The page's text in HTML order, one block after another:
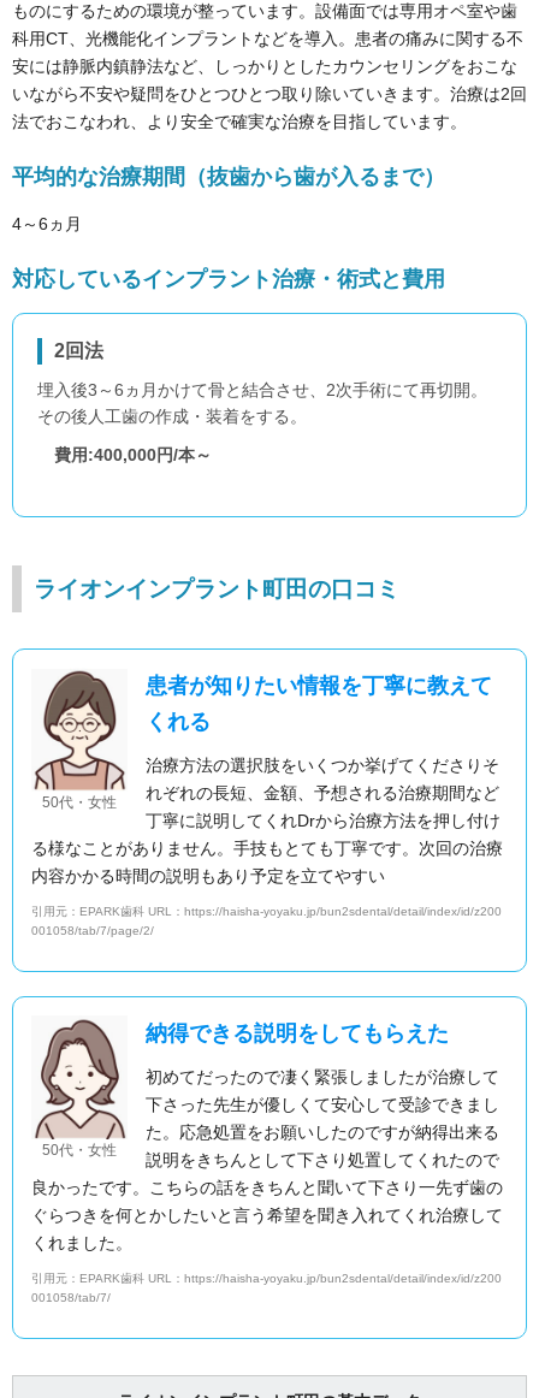
ものにするための環境が整っています。設備面では専用オペ室や歯
科用CT、光機能化インプラントなどを導入。患者の痛みに関する不
安には静脈内鎮静法など、しっかりとしたカウンセリングをおこな
いながら不安や疑問をひとつひとつ取り除いていきます。治療は2回
法でおこなわれ、より安全で確実な治療を目指しています。
平均的な治療期間（抜歯から歯が入るまで）
4～6ヵ月
対応しているインプラント治療・術式と費用
2回法
埋入後3～6ヵ月かけて骨と結合させ、2次手術にて再切開。
その後人工歯の作成・装着をする。
費用:400,000円/本～
ライオンインプラント町田の口コミ
50代・女性
患者が知りたい情報を丁寧に教えて
くれる
治療方法の選択肢をいくつか挙げてくださりそ
れぞれの長短、金額、予想される治療期間など
丁寧に説明してくれDrから治療方法を押し付け
る様なことがありません。手技もとても丁寧です。次回の治療
内容かかる時間の説明もあり予定を立てやすい
引用元：EPARK歯科 URL：https://haisha-yoyaku.jp/bun2sdental/detail/index/id/z200
001058/tab/7/page/2/
50代・女性
納得できる説明をしてもらえた
初めてだったので凄く緊張しましたが治療して
下さった先生が優しくて安心して受診できまし
た。応急処置をお願いしたのですが納得出来る
説明をきちんとして下さり処置してくれたので
良かったです。こちらの話をきちんと聞いて下さり一先ず歯の
ぐらつきを何とかしたいと言う希望を聞き入れてくれ治療して
くれました。
引用元：EPARK歯科 URL：https://haisha-yoyaku.jp/bun2sdental/detail/index/id/z200
001058/tab/7/